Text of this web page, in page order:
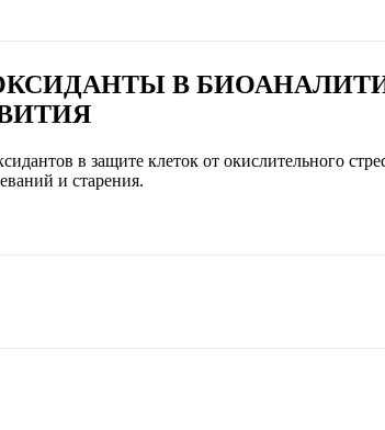
В
в защите клеток от окислительного
и старения.